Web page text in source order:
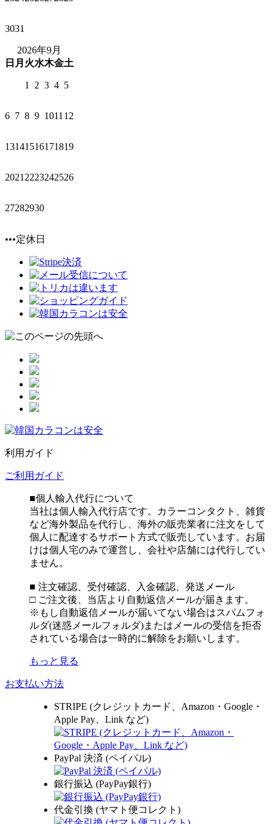
3031
2026年9月
日 月 火水木金土
1 2 3 4 5
6 7 8 9 1011 12
13141516171819
2021 2223242526
27282930
•••定休日
利用ガイド
ご利用ガイド
■個人輸入代行について
当社は個人輸入代行店です。カラーコンタクト、雑貨
など海外製品を代行し、海外の販売業者に注文をして
個人に配達するサポート方式で販売しています。お届
けは個人宅のみで運営し、会社や店舗には代行してい
ません。
■ 注文確認、受付確認、入金確認、発送メール
□ ご注文後、当店より自動返信メールが届きます。
※もし自動返信メールが届いてない場合はスパムフォ
ルダ(迷惑メールフォルダ)またはメールの受信を拒否
されている場合は一時的に解除をお願いします。
もっと見る
お支払い方法
STRIPE (クレジットカード、Amazon・Google・
Apple Pay、Link など)
PayPal 決済 (ペイパル)
銀行振込 (PayPay銀行)
代金引換 (ヤマト便コレクト)